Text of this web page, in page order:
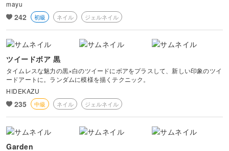
mayu
242 初級 ネイル ジェルネイル
ツイードボア 黒
タイムレスな魅力の黒×白のツイードにボアをプラスして、新しい印象のツイ
ードアートに。ランダムに模様を描くテクニック。
HIDEKAZU
235 中級 ネイル ジェルネイル
Garden